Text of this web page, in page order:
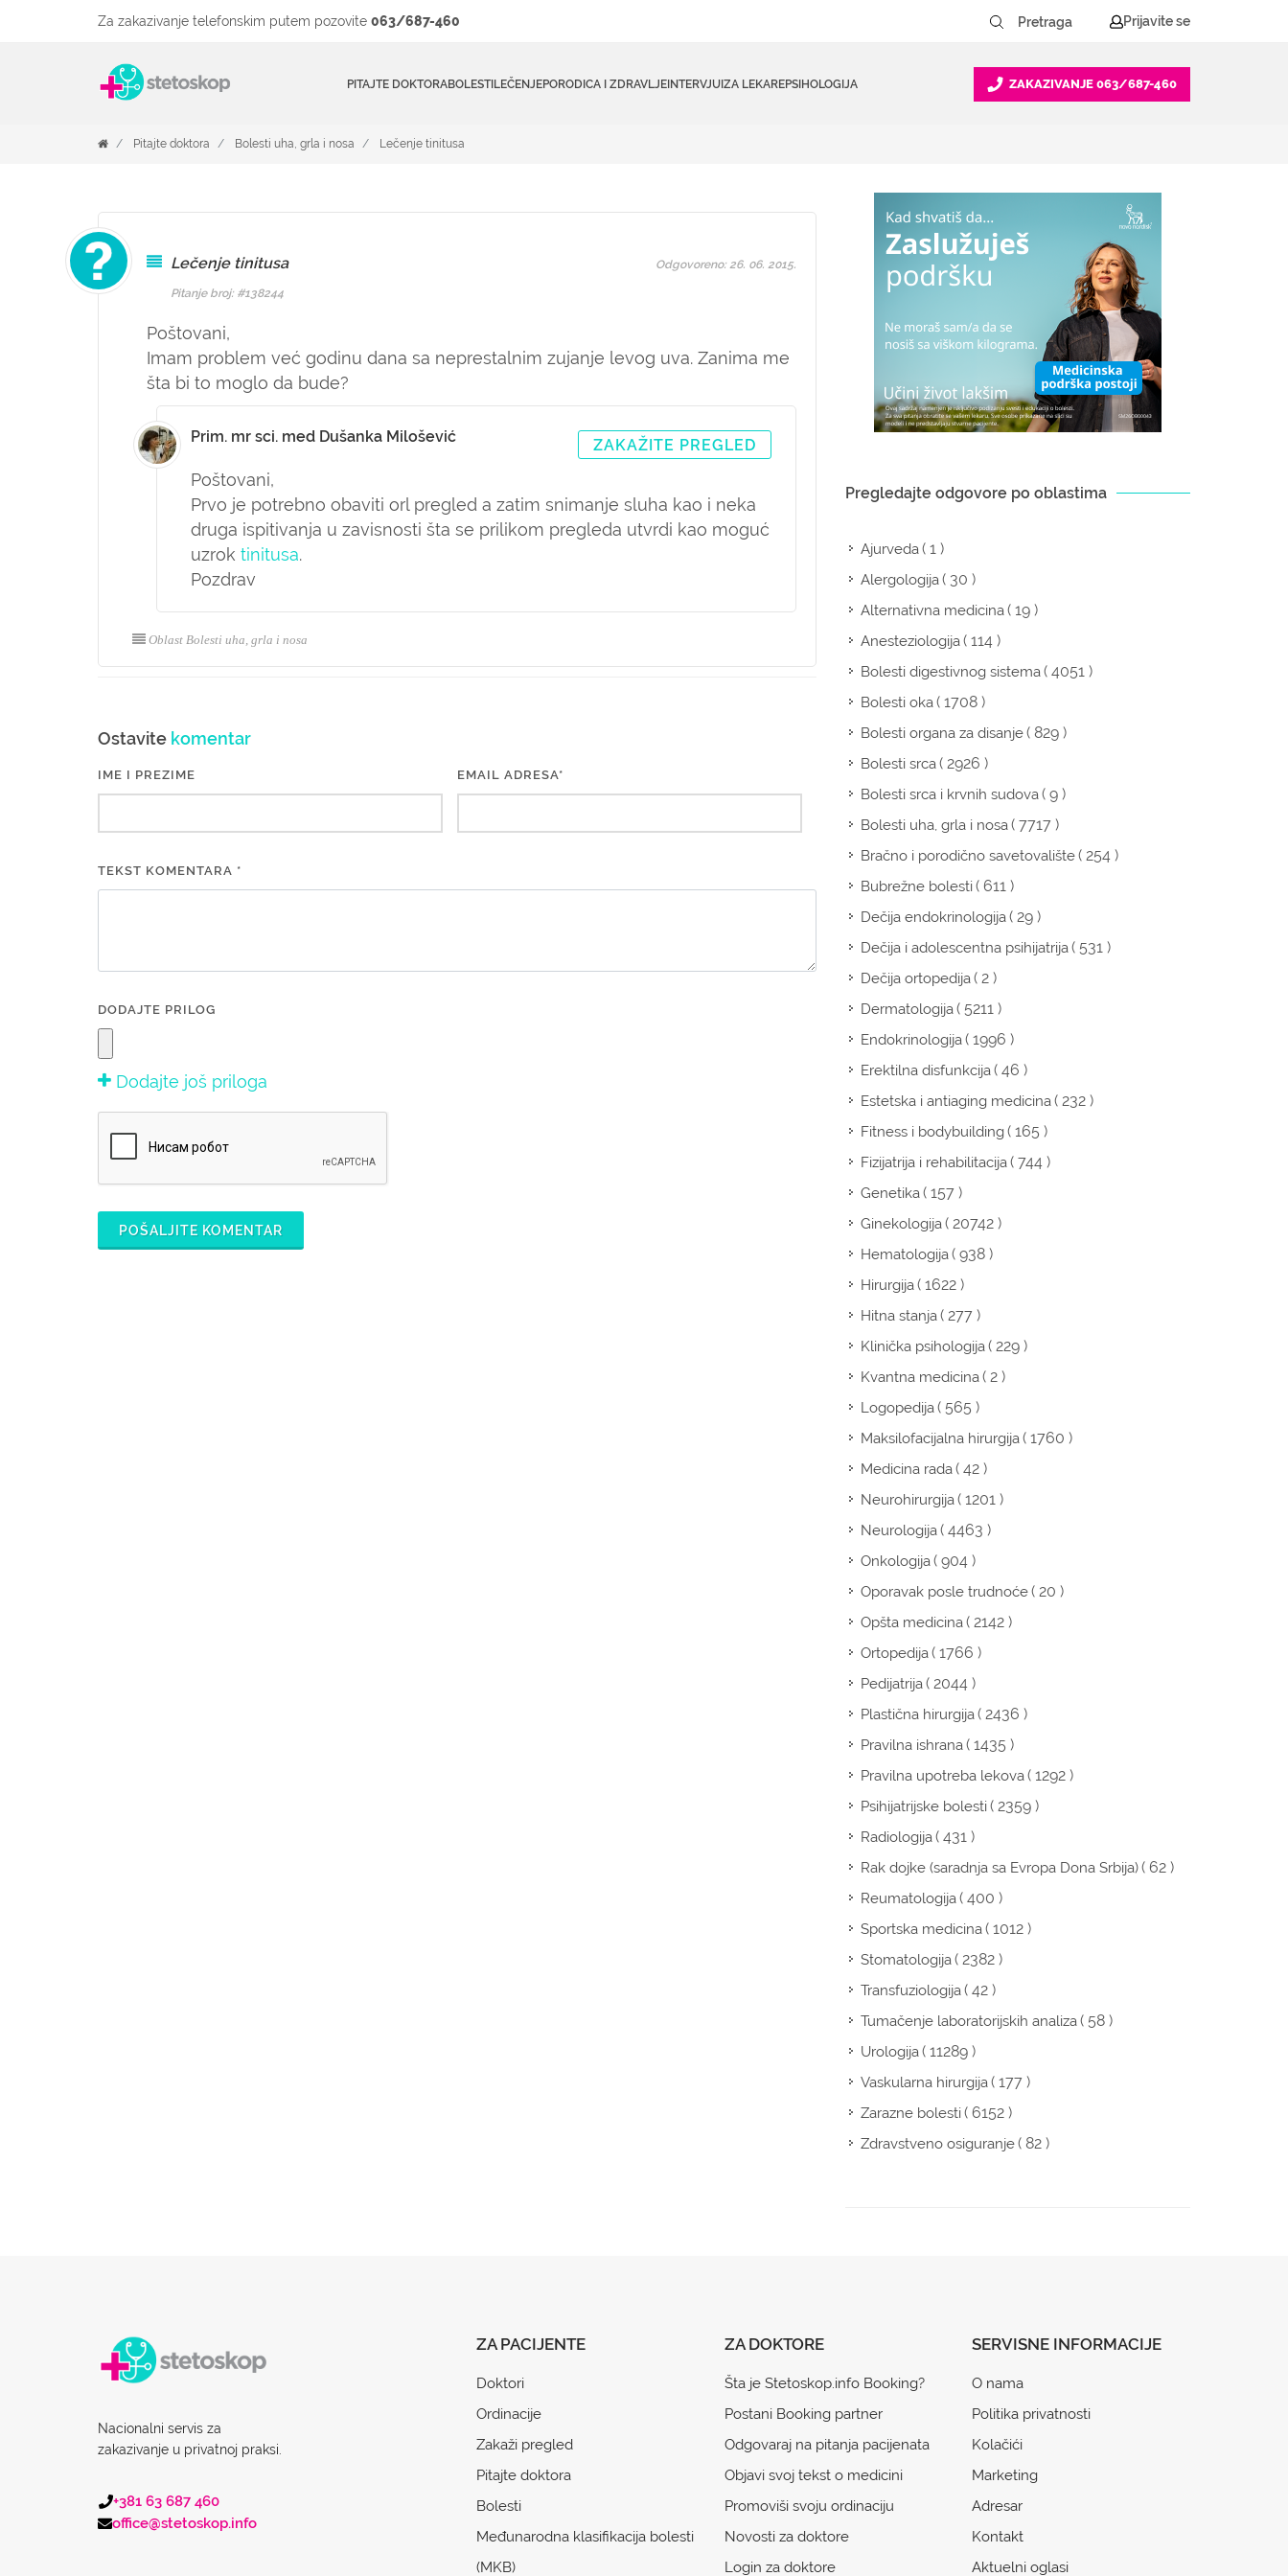
Za zakazivanje telefonskim putem pozovite 063/687-460 Prijavite se
PITAJTE DOKTORABOLESTILEČENJEPORODICA I ZDRAVLJEINTERVJUIZA LEKAREPSIHOLOGIJA ZAKAZIVANJE 063/687-460
Pitajte doktora Bolesti uha, grla i nosa Lečenje tinitusa
Lečenje tinitusa
Pitanje broj: #138244
Poštovani,
Imam problem već godinu dana sa neprestalnim zujanje levog uva. Zanima me
šta bi to moglo da bude?
Odgovoreno: 26. 06. 2015.
Prim. mr sci. med Dušanka Milošević ZAKAŽITE PREGLED
Poštovani,
Prvo je potrebno obaviti orl pregled a zatim snimanje sluha kao i neka
druga ispitivanja u zavisnosti šta se prilikom pregleda utvrdi kao moguć
uzrok tinitusa.
Pozdrav
Oblast Bolesti uha, grla i nosa
Ostavite komentar
IME I PREZIME EMAIL ADRESA*
TEKST KOMENTARA *
DODAJTE PRILOG
Dodajte još priloga
POŠALJITE KOMENTAR
Pregledajte odgovore po oblastima
Ajurveda( 1 )
Alergologija( 30 )
Alternativna medicina( 19 )
Anesteziologija( 114 )
Bolesti digestivnog sistema( 4051 )
Bolesti oka( 1708 )
Bolesti organa za disanje( 829 )
Bolesti srca( 2926 )
Bolesti srca i krvnih sudova( 9 )
Bolesti uha, grla i nosa( 7717 )
Bračno i porodično savetovalište( 254 )
Bubrežne bolesti( 611 )
Dečija endokrinologija( 29 )
Dečija i adolescentna psihijatrija( 531 )
Dečija ortopedija( 2 )
Dermatologija( 5211 )
Endokrinologija( 1996 )
Erektilna disfunkcija( 46 )
Estetska i antiaging medicina( 232 )
Fitness i bodybuilding( 165 )
Fizijatrija i rehabilitacija( 744 )
Genetika( 157 )
Ginekologija( 20742 )
Hematologija( 938 )
Hirurgija( 1622 )
Hitna stanja( 277 )
Klinička psihologija( 229 )
Kvantna medicina( 2 )
Logopedija( 565 )
Maksilofacijalna hirurgija( 1760 )
Medicina rada( 42 )
Neurohirurgija( 1201 )
Neurologija( 4463 )
Onkologija( 904 )
Oporavak posle trudnoće( 20 )
Opšta medicina( 2142 )
Ortopedija( 1766 )
Pedijatrija( 2044 )
Plastična hirurgija( 2436 )
Pravilna ishrana( 1435 )
Pravilna upotreba lekova( 1292 )
Psihijatrijske bolesti( 2359 )
Radiologija( 431 )
Rak dojke (saradnja sa Evropa Dona Srbija)( 62 )
Reumatologija( 400 )
Sportska medicina( 1012 )
Stomatologija( 2382 )
Transfuziologija( 42 )
Tumačenje laboratorijskih analiza( 58 )
Urologija( 11289 )
Vaskularna hirurgija( 177 )
Zarazne bolesti( 6152 )
Zdravstveno osiguranje( 82 )
Nacionalni servis za
zakazivanje u privatnoj praksi.
+381 63 687 460
office@stetoskop.info
ZA PACIJENTE
Doktori
Ordinacije
Zakaži pregled
Pitajte doktora
Bolesti
Međunarodna klasifikacija bolesti
(MKB)
ZA DOKTORE
Šta je Stetoskop.info Booking?
Postani Booking partner
Odgovaraj na pitanja pacijenata
Objavi svoj tekst o medicini
Promoviši svoju ordinaciju
Novosti za doktore
Login za doktore
SERVISNE INFORMACIJE
O nama
Politika privatnosti
Kolačići
Marketing
Adresar
Kontakt
Aktuelni oglasi